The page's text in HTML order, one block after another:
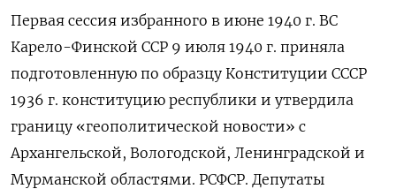
Первая сессия избранного в июне 1940 г. ВС
Карело-Финской ССР 9 июля 1940 г. приняла
подготовленную по образцу Конституции СССР
1936 г. конституцию республики и утвердила
границу «геополитической новости» с
Архангельской, Вологодской, Ленинградской и
Мурманской областями. РСФСР. Депутаты